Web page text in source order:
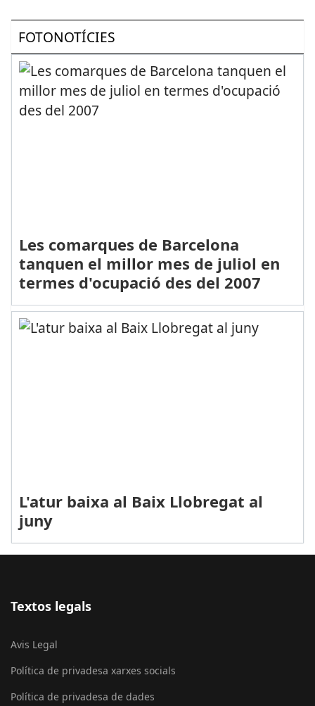
FOTONOTÍCIES
Les comarques de Barcelona
tanquen el millor mes de juliol en
termes d'ocupació des del 2007
L'atur baixa al Baix Llobregat al
juny
Textos legals
Avis Legal
Política de privadesa xarxes socials
Política de privadesa de dades